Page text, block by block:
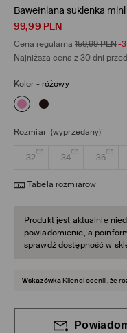
Bawełniana sukienka mini
99,99 PLN
Cena regularna 159,99PLN-
Najniższa cena z 30 dni
Kolor - różowy
Rozmiar (wyprzedany)
32 34 36
Tabela rozmiarów
Produkt jest aktualnie
powiadomienie, a
sprawdź dostępność w
Wskazówka Klienci ocenili, że